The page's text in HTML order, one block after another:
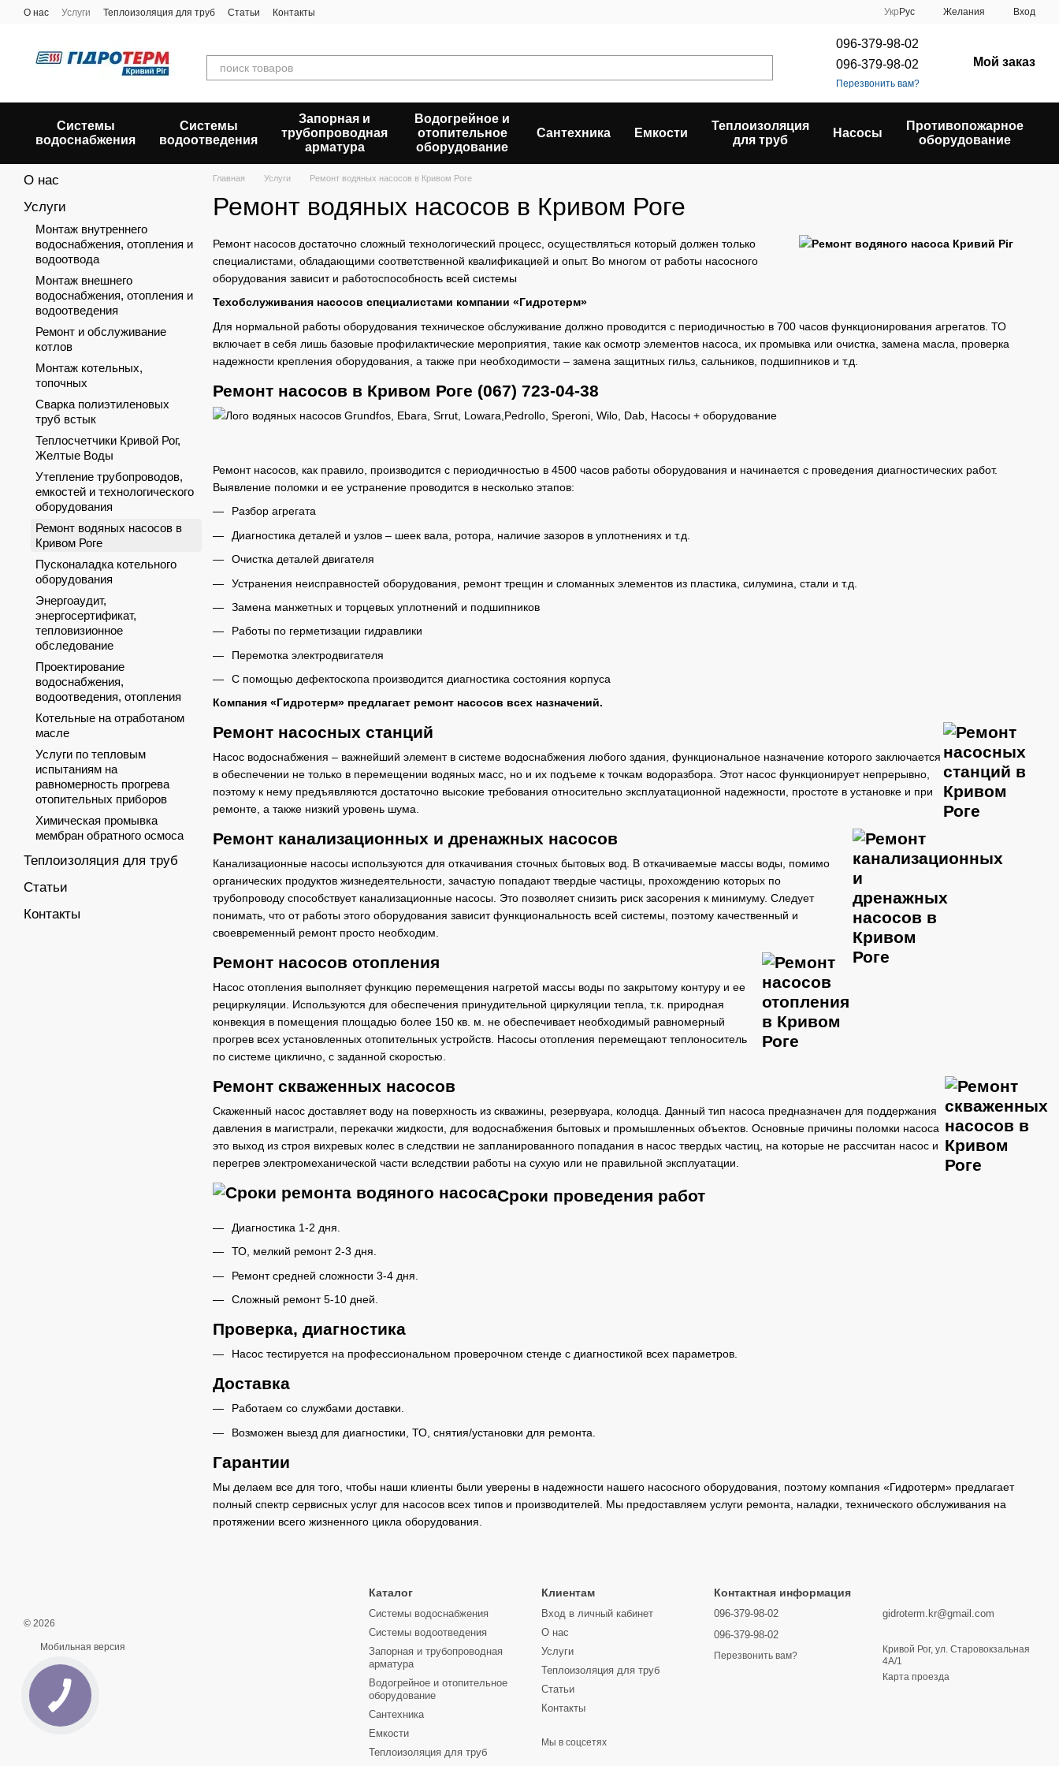
Перейти к основному контенту
О нас Услуги Теплоизоляция для труб Статьи Контакты Укр Рус Желания Вход
096-379-98-02
096-379-98-02
Перезвонить вам?
Мой заказ
Системы
водоснабжения
Системы
водоотведения
Запорная и
трубопроводная
арматура
Водогрейное и
отопительное
оборудование
Сантехника Емкости
Теплоизоляция
для труб
Насосы
Противопожарное
оборудование
Главная Услуги Ремонт водяных насосов в Кривом Роге
Ремонт водяных насосов в Кривом Роге
Ремонт насосов достаточно сложный технологический процесс, осуществляться который должен только
специалистами, обладающими соответственной квалификацией и опыт. Во многом от работы насосного
оборудования зависит и работоспособность всей системы
Техобслуживания насосов специалистами компании «Гидротерм»
Для нормальной работы оборудования техническое обслуживание должно проводится с периодичностью в 700 часов функционирования агрегатов. ТО
включает в себя лишь базовые профилактические мероприятия, такие как осмотр элементов насоса, их промывка или очистка, замена масла, проверка
надежности крепления оборудования, а также при необходимости – замена защитных гильз, сальников, подшипников и т.д.
Ремонт насосов в Кривом Роге (067) 723-04-38
Ремонт насосов, как правило, производится с периодичностью в 4500 часов работы оборудования и начинается с проведения диагностических работ.
Выявление поломки и ее устранение проводится в несколько этапов:
Разбор агрегата
Диагностика деталей и узлов – шеек вала, ротора, наличие зазоров в уплотнениях и т.д.
Очистка деталей двигателя
Устранения неисправностей оборудования, ремонт трещин и сломанных элементов из пластика, силумина, стали и т.д.
Замена манжетных и торцевых уплотнений и подшипников
Работы по герметизации гидравлики
Перемотка электродвигателя
С помощью дефектоскопа производится диагностика состояния корпуса
Компания «Гидротерм» предлагает ремонт насосов всех назначений.
Ремонт насосных станций
Насос водоснабжения – важнейший элемент в системе водоснабжения любого здания, функциональное назначение которого заключается
в обеспечении не только в перемещении водяных масс, но и их подъеме к точкам водоразбора. Этот насос функционирует непрерывно,
поэтому к нему предъявляются достаточно высокие требования относительно эксплуатационной надежности, простоте в установке и при
ремонте, а также низкий уровень шума.
Ремонт канализационных и дренажных насосов
Канализационные насосы используются для откачивания сточных бытовых вод. В откачиваемые массы воды, помимо
органических продуктов жизнедеятельности, зачастую попадают твердые частицы, прохождению которых по
трубопроводу способствует канализационные насосы. Это позволяет снизить риск засорения к минимуму. Следует
понимать, что от работы этого оборудования зависит функциональность всей системы, поэтому качественный и
своевременный ремонт просто необходим.
Ремонт насосов отопления
Насос отопления выполняет функцию перемещения нагретой массы воды по закрытому контуру и ее
рециркуляции. Используются для обеспечения принудительной циркуляции тепла, т.к. природная
конвекция в помещения площадью более 150 кв. м. не обеспечивает необходимый равномерный
прогрев всех установленных отопительных устройств. Насосы отопления перемещают теплоноситель
по системе циклично, с заданной скоростью.
Ремонт скваженных насосов
Скаженный насос доставляет воду на поверхность из скважины, резервуара, колодца. Данный тип насоса предназначен для поддержания
давления в магистрали, перекачки жидкости, для водоснабжения бытовых и промышленных объектов. Основные причины поломки насоса
это выход из строя вихревых колес в следствии не запланированного попадания в насос твердых частиц, на которые не рассчитан насос и
перегрев электромеханической части вследствии работы на сухую или не правильной эксплуатации.
Сроки проведения работ
Диагностика 1-2 дня.
ТО, мелкий ремонт 2-3 дня.
Ремонт средней сложности 3-4 дня.
Сложный ремонт 5-10 дней.
Проверка, диагностика
Насос тестируется на профессиональном проверочном стенде с диагностикой всех параметров.
Доставка
Работаем со службами доставки.
Возможен выезд для диагностики, ТО, снятия/установки для ремонта.
Гарантии
Мы делаем все для того, чтобы наши клиенты были уверены в надежности нашего насосного оборудования, поэтому компания «Гидротерм» предлагает
полный спектр сервисных услуг для насосов всех типов и производителей. Мы предоставляем услуги ремонта, наладки, технического обслуживания на
протяжении всего жизненного цикла оборудования.
О нас
Услуги
Монтаж внутреннего
водоснабжения, отопления и
водоотвода
Монтаж внешнего
водоснабжения, отопления и
водоотведения
Ремонт и обслуживание
котлов
Монтаж котельных,
топочных
Сварка полиэтиленовых
труб встык
Теплосчетчики Кривой Рог,
Желтые Воды
Утепление трубопроводов,
емкостей и технологического
оборудования
Ремонт водяных насосов в
Кривом Роге
Пусконаладка котельного
оборудования
Энергоаудит,
энергосертификат,
тепловизионное
обследование
Проектирование
водоснабжения,
водоотведения, отопления
Котельные на отработаном
масле
Услуги по тепловым
испытаниям на
равномерность прогрева
отопительных приборов
Химическая промывка
мембран обратного осмоса
Теплоизоляция для труб
Статьи
Контакты
© 2026
Мобильная версия
Каталог
Системы водоснабжения
Системы водоотведения
Запорная и трубопроводная
арматура
Водогрейное и отопительное
оборудование
Сантехника
Емкости
Теплоизоляция для труб
Клиентам
Вход в личный кабинет
О нас
Услуги
Теплоизоляция для труб
Статьи
Контакты
Мы в соцсетях
Контактная информация
096-379-98-02
096-379-98-02
Перезвонить вам?
gidroterm.kr@gmail.com
Кривой Рог, ул. Старовокзальная
4А/1
Карта проезда